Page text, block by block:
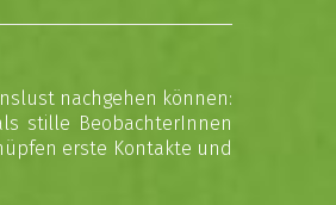
nachgehen können:
stille BeobachterInnen
erste Kontakte und